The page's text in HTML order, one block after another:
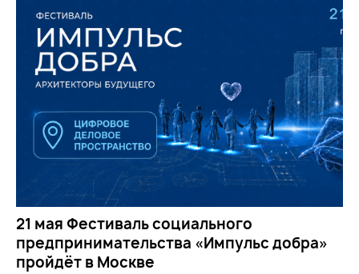
21 мая Фестиваль социального
предпринимательства «Импульс добра»
пройдёт в Москве